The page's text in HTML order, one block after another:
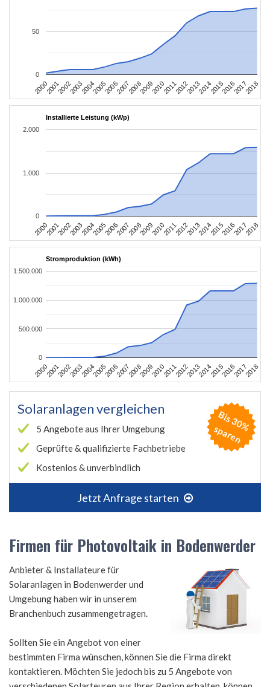
2000200120022003200420052006200720082009201020112012201320142015201620172018
0
50
Installierte Leistung (kWp)
2000200120022003200420052006200720082009201020112012201320142015201620172018
0
1.000
2.000
Stromproduktion (kWh)
2000200120022003200420052006200720082009201020112012201320142015201620172018
0
500.000
1.000.000
1.500.000
Solaranlagen vergleichen
5 Angebote aus Ihrer Umgebung
Geprüfte & qualifizierte Fachbetriebe
Kostenlos & unverbindlich
Jetzt Anfrage starten
B
is
3
0
%
s
p
a
r
e
n
Firmen für Photovoltaik in Bodenwerder
Anbieter & Installateure für
Solaranlagen in Bodenwerder und
Umgebung haben wir in unserem
Branchenbuch zusammengetragen.
Sollten Sie ein Angebot von einer
bestimmten Firma wünschen, können Sie die Firma direkt
kontaktieren. Möchten Sie jedoch bis zu 5 Angebote von